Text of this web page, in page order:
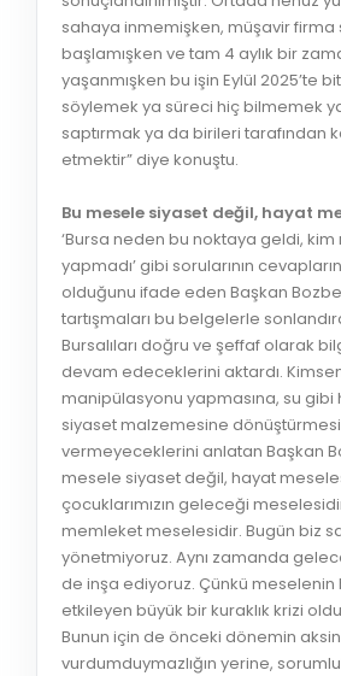
sahaya inmemişken, müşavir firma
başlamışken ve tam 4 aylık bir
yaşanmışken bu işin Eylül 2025’te
söylemek ya süreci hiç bilmemek
saptırmak ya da birileri tarafından
etmektir” diye konuştu.
Bu mesele siyaset değil, hayat
‘Bursa neden bu noktaya geldi,
yapmadı’ gibi sorularının
olduğunu ifade eden Başkan
tartışmaları bu belgelerle
Bursalıları doğru ve şeffaf olarak
devam edeceklerini aktardı.
manipülasyonu yapmasına, su gibi
siyaset malzemesine
vermeyeceklerini anlatan Başkan
mesele siyaset değil, hayat
çocuklarımızın geleceği
memleket meselesidir. Bugün biz
yönetmiyoruz. Aynı zamanda
de inşa ediyoruz. Çünkü meselenin
etkileyen büyük bir kuraklık krizi
Bunun için de önceki dönemin
vurdumduymazlığın yerine,